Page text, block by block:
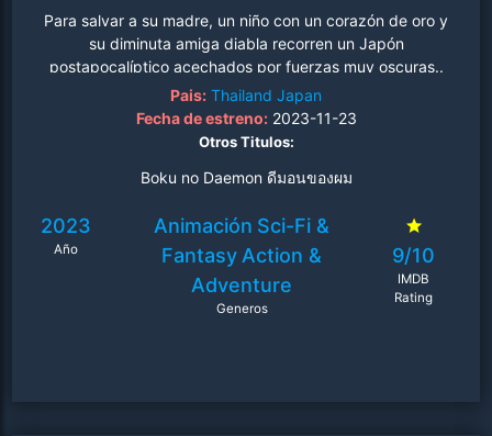
Para salvar a su madre, un niño con un corazón de oro y
su diminuta amiga diabla recorren un Japón
postapocalíptico acechados por fuerzas muy oscuras..
Pais: Thailand Japan
Fecha de estreno:2023-11-23
Otros Titulos:
Boku no Daemon ดีมอนของผม
2023
Año
Animación Sci-Fi &
Fantasy Action &
Adventure
Generos
9/10
IMDB
Rating